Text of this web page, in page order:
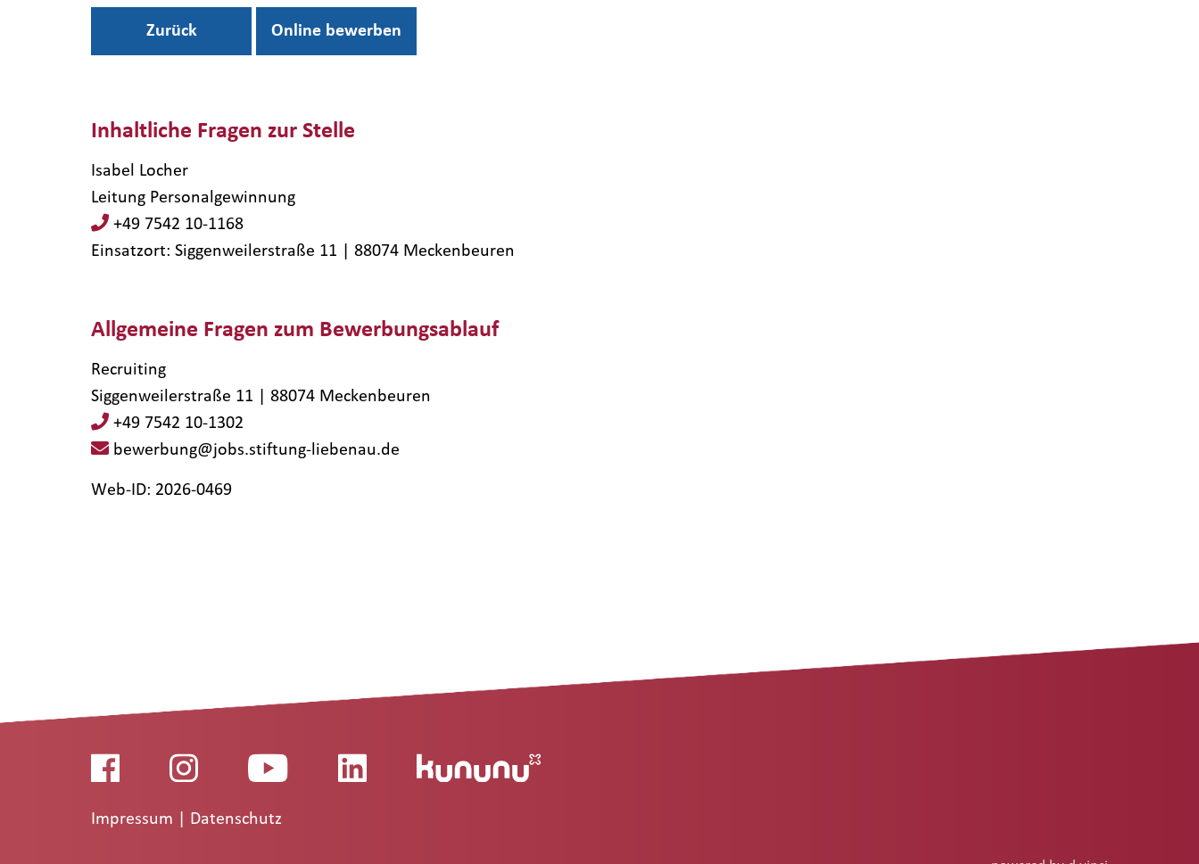
Inhaltliche Fragen zur Stelle
Isabel Locher
Leitung Personalgewinnung
+49 7542 10-1168
Einsatzort: Siggenweilerstraße 11 | 88074​ Meckenbeuren
Allgemeine Fragen zum Bewerbungsablauf
Recruiting
Siggenweilerstraße 11 | 88074 Meckenbeuren
+49 7542 10-1302
bewerbung@jobs.stiftung-liebenau.de
Web-ID: 2026-0469
Zurück Online bewerben
Impressum | Datenschutz